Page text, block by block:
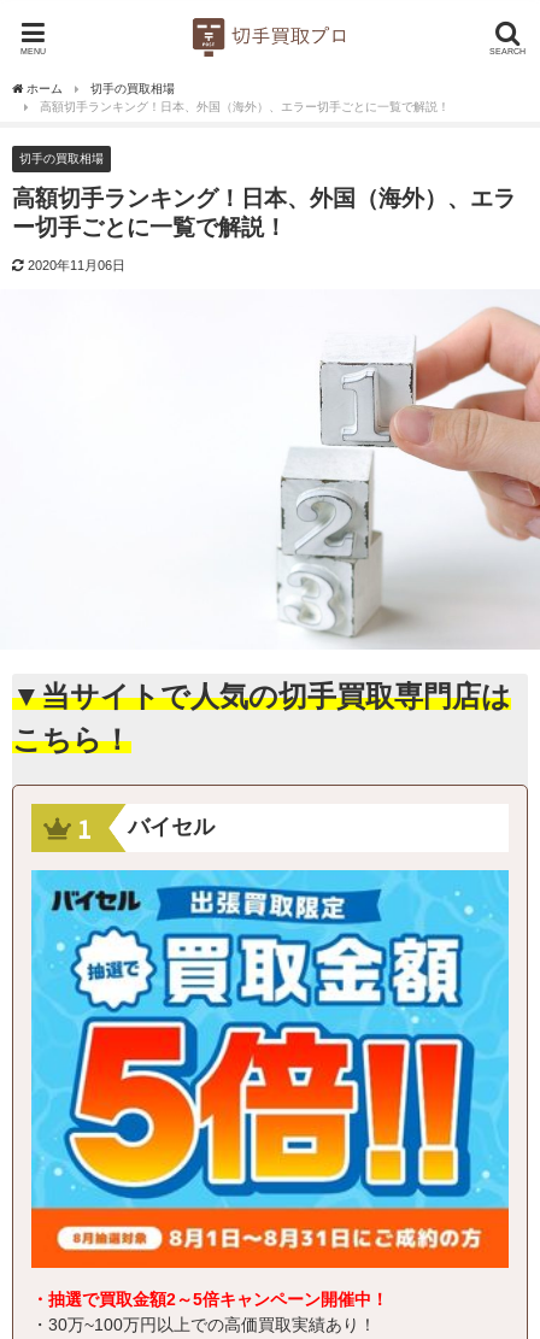
MENU SEARCH
ホーム
切手の買取相場
高額切手ランキング！日本、外国（海外）、エラー切手ごとに一覧で解説！
切手の買取相場
高額切手ランキング！日本、外国（海外）、エラ
ー切手ごとに一覧で解説！
2020年11月06日
▼当サイトで人気の切手買取専門店は
こちら！
バイセル
・抽選で買取金額2～5倍キャンペーン開催中！
・30万~100万円以上での高価買取実績あり！